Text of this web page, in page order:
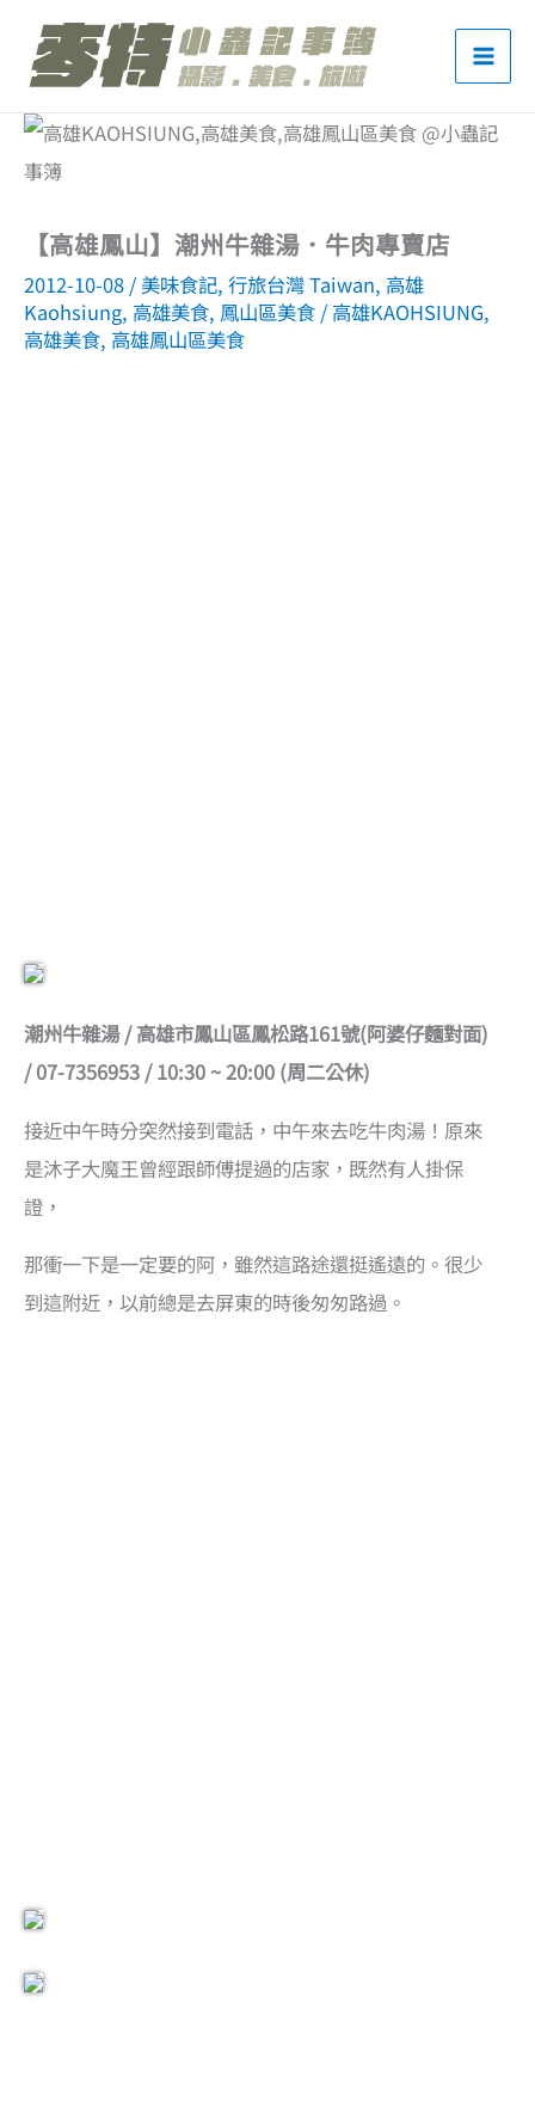
【高雄鳳山】潮州牛雜湯．牛肉專賣店
2012-10-08 / 美味食記, 行旅台灣 Taiwan, 高雄
Kaohsiung, 高雄美食, 鳳山區美食 / 高雄KAOHSIUNG,
高雄美食, 高雄鳳山區美食
潮州牛雜湯 / 高雄市鳳山區鳳松路161號(阿婆仔麵對面)
/ 07-7356953 / 10:30 ~ 20:00 (周二公休)
接近中午時分突然接到電話，中午來去吃牛肉湯！原來
是沐子大魔王曾經跟師傅提過的店家，既然有人掛保
證，
那衝一下是一定要的阿，雖然這路途還挺遙遠的。很少
到這附近，以前總是去屏東的時後匆匆路過。